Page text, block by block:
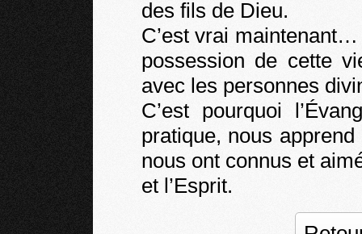
des fils de Dieu.
C’est vrai
possession de cette
avec les personnes
C’est pourquoi
pratique, nous
nous ont connus et
et l’Esprit.